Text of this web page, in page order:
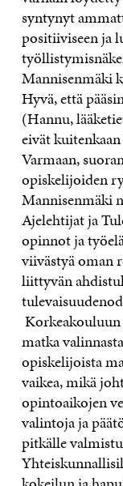
syntynyt
positiiviseen ja
Mannisenmäki
Hyvä, että
(Hannu,
eivät
Varmaan,
opiskelijoiden
Mannisenmäki
Ajelehtijat ja
opinnot ja
viivästyä oman
liittyvän
Korkeakouluun
matka
opiskelijoista
vaikea, mikä
opintoaikojen
valintoja ja
pitkälle